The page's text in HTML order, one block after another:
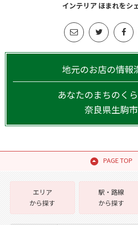
インテリア ほまれをシ
地元のお店の情報
あなたのまちのく
奈良県生駒市
PAGE TOP
エリア
から探す
駅・路線
から探す